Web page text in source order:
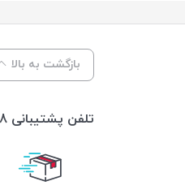
بازگشت به بالا
تلفن پشتیبانی 88226738 – 021 | ۷ روز هفته، ۲۴ ساعته پاسخگوی شما هستیم